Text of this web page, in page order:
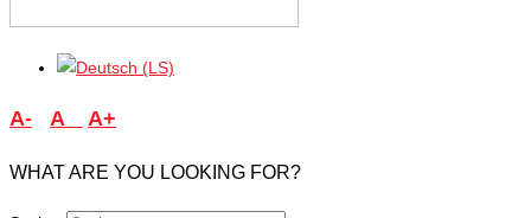
A- A A+
WHAT ARE YOU LOOKING FOR?